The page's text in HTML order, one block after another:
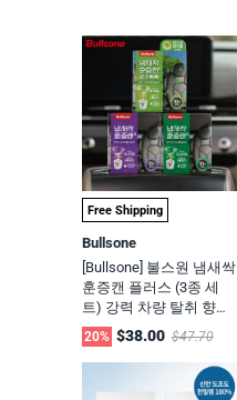
Free Shipping
Bullsone
[Bullsone] 불스원 냄새싹
훈증캔 플러스 (3종 세
트) 강력 차량 탈취 향기
톡톡/담배 냄새제거/찌
든 냄새제거 [프레쉬허브
향,아쿠아민트,숲속향]
20% $38.00 $47.70